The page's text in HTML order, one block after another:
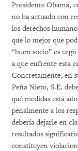
Presidente Obama,
no ha actuado con
los derechos
que lo mejor que
“buen socio” es
a que enfrente esta
Concretamente, en
Peña Nieto, S.E.
qué medidas está
penalmente a los
debería dejarle en
resultados
constituyen